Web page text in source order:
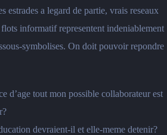
estrades a legard de partie, vrais reseaux
informatif representent indeniablement
symbolises. On doit pouvoir repondre
d’age tout mon possible collaborateur est
devraient-il et elle-meme detenir?